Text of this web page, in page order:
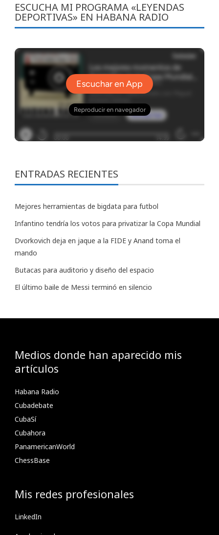
ESCUCHA MI PROGRAMA «LEYENDAS
DEPORTIVAS» EN HABANA RADIO
ENTRADAS RECIENTES
Mejores herramientas de bigdata para futbol
Infantino tendría los votos para privatizar la Copa Mundial
Dvorkovich deja en jaque a la FIDE y Anand toma el
mando
Butacas para auditorio y diseño del espacio
El último baile de Messi terminó en silencio
Medios donde han aparecido mis
artículos
Habana Radio
Cubadebate
CubaSí
Cubahora
PanamericanWorld
ChessBase
Mis redes profesionales
LinkedIn